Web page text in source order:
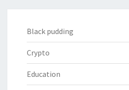
Black pudding
Crypto
Education